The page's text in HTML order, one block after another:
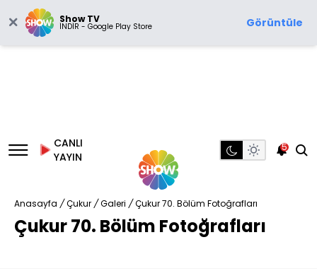
Show TV
İNDİR - Google Play Store Görüntüle
CANLI
YAYIN
5
Anasayfa / Çukur / Galeri / Çukur 70. Bölüm Fotoğrafları
Çukur 70. Bölüm Fotoğrafları